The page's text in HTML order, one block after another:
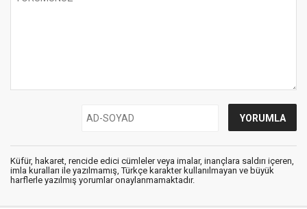
Küfür, hakaret, rencide edici cümleler veya imalar, inançlara saldırı içeren,
imla kuralları ile yazılmamış, Türkçe karakter kullanılmayan ve büyük
harflerle yazılmış yorumlar onaylanmamaktadır.